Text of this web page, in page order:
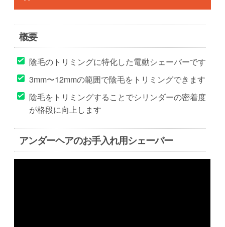
概要
陰毛のトリミングに特化した電動シェーバーです
3mm〜12mmの範囲で陰毛をトリミングできます
陰毛をトリミングすることでシリンダーの密着度
が格段に向上します
アンダーヘアのお手入れ用シェーバー